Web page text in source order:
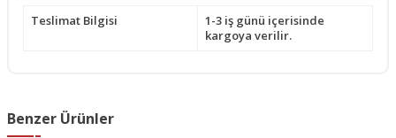
Teslimat Bilgisi
1-3 iş günü içerisinde
kargoya verilir.
Benzer Ürünler